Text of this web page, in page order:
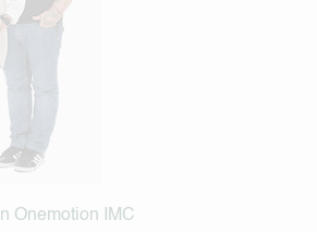
Onemotion IMC